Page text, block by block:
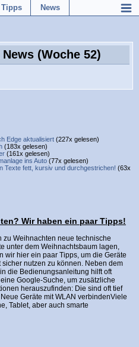
Tipps News
(Woche 52)
Edge aktualisiert (227x gelesen)
(183x gelesen)
(161x gelesen)
ins Auto (77x gelesen)
Texte fett, kursiv und durchgestrichen! (63x
Wir haben ein paar Tipps!
zu Weihnachten neue technische
unter dem Weihnachtsbaum lagen,
wir hier ein paar Tipps, um die Geräte
sicher nutzen zu können. Neben dem
die Bedienungsanleitung hilft oft
Google-Suche, um zusätzliche
herauszufinden: Die sind oft tief
Geräte mit WLAN verbindenViele
Tablet, aber auch smarte